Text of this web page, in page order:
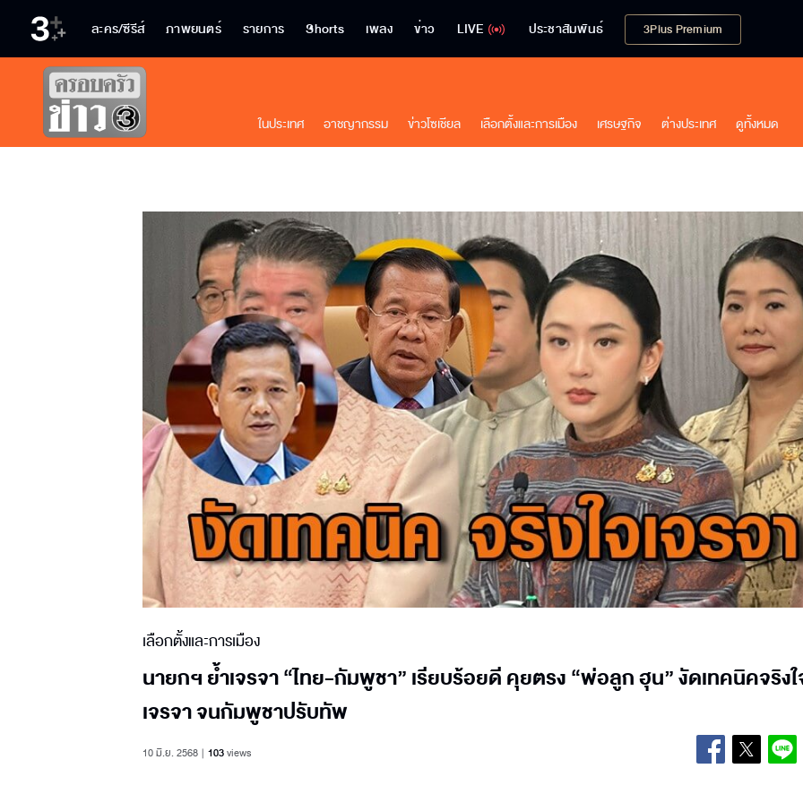
ละคร/ซีรีส์ ภาพยนตร์ รายการ Shorts เพลง ข่าว LIVE ประชาสัมพันธ์ 3Plus Premium
ในประเทศ อาชญากรรม ข่าวโซเชียล เลือกตั้งและการเมือง เศรษฐกิจ ต่างประเทศ ดูทั้งหมด
เลือกตั้งและการเมือง
นายกฯ ย้ำเจรจา “ไทย-กัมพูชา” เรียบร้อยดี คุยตรง “พ่อลูก ฮุน” งัดเทคนิคจริง
เจรจา จนกัมพูชาปรับทัพ
10 มิ.ย. 2568 103views